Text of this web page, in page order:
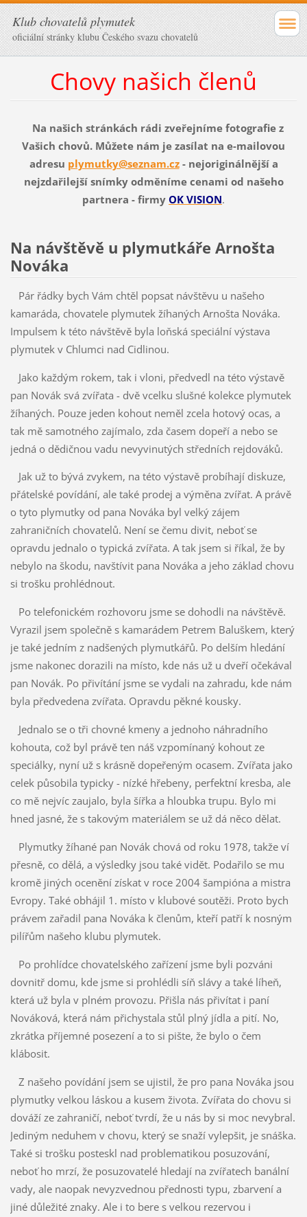
Klub chovatelů plymutek
oficiální stránky klubu Českého svazu chovatelů
Chovy našich členů
Na našich stránkách rádi zveřejníme fotografie z
Vašich chovů. Můžete nám je zasílat na e-mailovou
adresu plymutky@seznam.cz- nejoriginálnější a
nejzdařilejší snímky odměníme cenami od našeho
partnera - firmy OK VISION.
Na návštěvě u plymutkáře Arnošta
Nováka
Pár řádky bych Vám chtěl popsat návštěvu u našeho
kamaráda, chovatele plymutek žíhaných Arnošta Nováka.
Impulsem k této návštěvě byla loňská speciální výstava
plymutek v Chlumci nad Cidlinou.
Jako každým rokem, tak i vloni, předvedl na této výstavě
pan Novák svá zvířata - dvě vcelku slušné kolekce plymutek
žíhaných. Pouze jeden kohout neměl zcela hotový ocas, a
tak mě samotného zajímalo, zda časem dopeří a nebo se
jedná o dědičnou vadu nevyvinutých středních rejdováků.
Jak už to bývá zvykem, na této výstavě probíhají diskuze,
přátelské povídání, ale také prodej a výměna zvířat. A právě
o tyto plymutky od pana Nováka byl velký zájem
zahraničních chovatelů. Není se čemu divit, neboť se
opravdu jednalo o typická zvířata. A tak jsem si říkal, že by
nebylo na škodu, navštívit pana Nováka a jeho základ chovu
si trošku prohlédnout.
Po telefonickém rozhovoru jsme se dohodli na návštěvě.
Vyrazil jsem společně s kamarádem Petrem Baluškem, který
je také jedním z nadšených plymutkářů. Po delším hledání
jsme nakonec dorazili na místo, kde nás už u dveří očekával
pan Novák. Po přivítání jsme se vydali na zahradu, kde nám
byla předvedena zvířata. Opravdu pěkné kousky.
Jednalo se o tři chovné kmeny a jednoho náhradního
kohouta, což byl právě ten náš vzpomínaný kohout ze
speciálky, nyní už s krásně dopeřeným ocasem. Zvířata jako
celek působila typicky - nízké hřebeny, perfektní kresba, ale
co mě nejvíc zaujalo, byla šířka a hloubka trupu. Bylo mi
hned jasné, že s takovým materiálem se už dá něco dělat.
Plymutky žíhané pan Novák chová od roku 1978, takže ví
přesně, co dělá, a výsledky jsou také vidět. Podařilo se mu
kromě jiných ocenění získat v roce 2004 šampióna a mistra
Evropy. Také obhájil 1. místo v klubové soutěži. Proto bych
právem zařadil pana Nováka k členům, kteří patří k nosným
pilířům našeho klubu plymutek.
Po prohlídce chovatelského zařízení jsme byli pozváni
dovnitř domu, kde jsme si prohlédli síň slávy a také líheň,
která už byla v plném provozu. Přišla nás přivítat i paní
Nováková, která nám přichystala stůl plný jídla a pití. No,
zkrátka příjemné posezení a to si pište, že bylo o čem
klábosit.
Z našeho povídání jsem se ujistil, že pro pana Nováka jsou
plymutky velkou láskou a kusem života. Zvířata do chovu si
dováží ze zahraničí, neboť tvrdí, že u nás by si moc nevybral.
Jediným neduhem v chovu, který se snaží vylepšit, je snáška.
Také si trošku posteskl nad problematikou posuzování,
neboť ho mrzí, že posuzovatelé hledají na zvířatech banální
vady, ale naopak nevyzvednou přednosti typu, zbarvení a
jiné důležité znaky. Ale i to bere s velkou rezervou i